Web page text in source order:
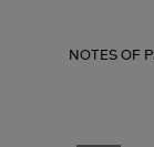
NOTES OF